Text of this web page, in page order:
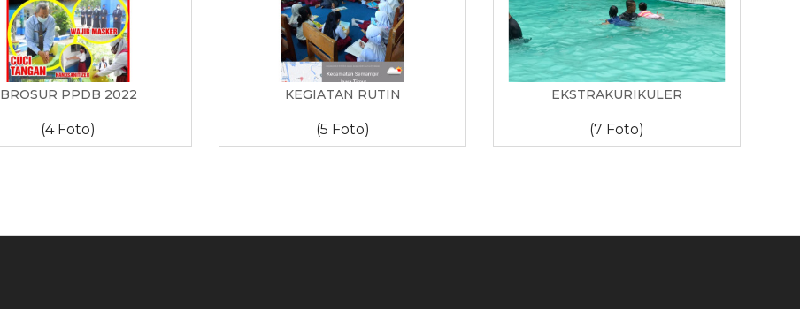
BROSUR PPDB 2022
(4 Foto)
KEGIATAN RUTIN
(5 Foto)
EKSTRAKURIKULER
(7 Foto)